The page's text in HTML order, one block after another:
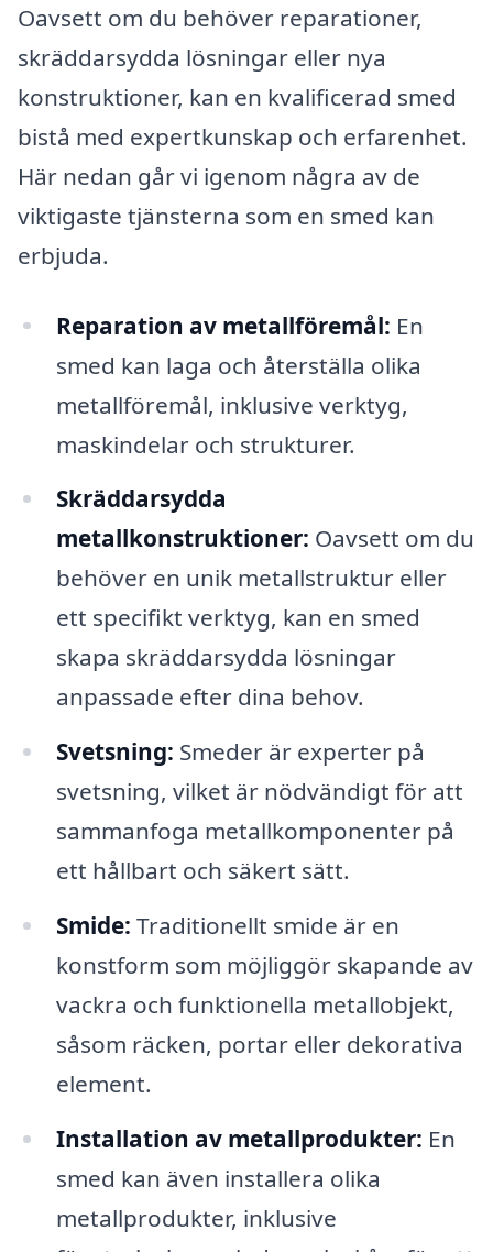
Oavsett om du behöver reparationer,
skräddarsydda lösningar eller nya
konstruktioner, kan en kvalificerad smed
bistå med expertkunskap och erfarenhet.
Här nedan går vi igenom några av de
viktigaste tjänsterna som en smed kan
erbjuda.
Reparation av metallföremål: En
smed kan laga och återställa olika
metallföremål, inklusive verktyg,
maskindelar och strukturer.
Skräddarsydda
metallkonstruktioner: Oavsett om du
behöver en unik metallstruktur eller
ett specifikt verktyg, kan en smed
skapa skräddarsydda lösningar
anpassade efter dina behov.
Svetsning: Smeder är experter på
svetsning, vilket är nödvändigt för att
sammanfoga metallkomponenter på
ett hållbart och säkert sätt.
Smide: Traditionellt smide är en
konstform som möjliggör skapande av
vackra och funktionella metallobjekt,
såsom räcken, portar eller dekorativa
element.
Installation av metallprodukter: En
smed kan även installera olika
metallprodukter, inklusive